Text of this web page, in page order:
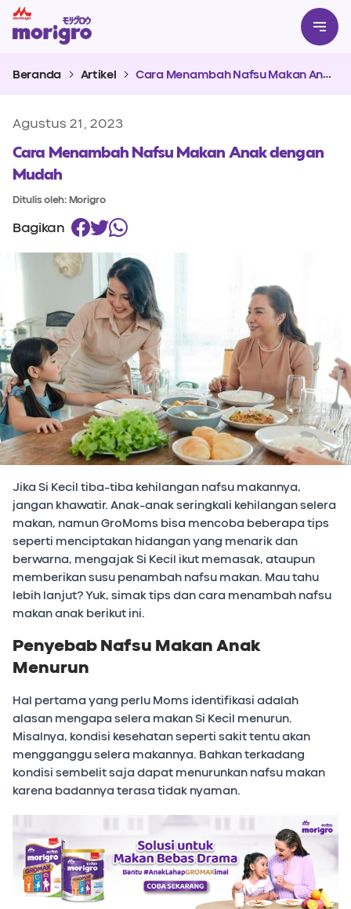
Beranda Artikel Cara Menambah Nafsu Makan Anak dengan Mudah
Agustus 21, 2023
Cara Menambah Nafsu Makan Anak dengan
Mudah
Ditulis oleh: Morigro
Bagikan
Jika Si Kecil tiba-tiba kehilangan nafsu makannya,
jangan khawatir. Anak-anak seringkali kehilangan selera
makan, namun GroMoms bisa mencoba beberapa tips
seperti menciptakan hidangan yang menarik dan
berwarna, mengajak Si Kecil ikut memasak, ataupun
memberikan susu penambah nafsu makan. Mau tahu
lebih lanjut? Yuk, simak tips dan cara menambah nafsu
makan anak berikut ini.
Penyebab Nafsu Makan Anak
Menurun
Hal pertama yang perlu Moms identifikasi adalah
alasan mengapa selera makan Si Kecil menurun.
Misalnya, kondisi kesehatan seperti sakit tentu akan
mengganggu selera makannya. Bahkan terkadang
kondisi sembelit saja dapat menurunkan nafsu makan
karena badannya terasa tidak nyaman.